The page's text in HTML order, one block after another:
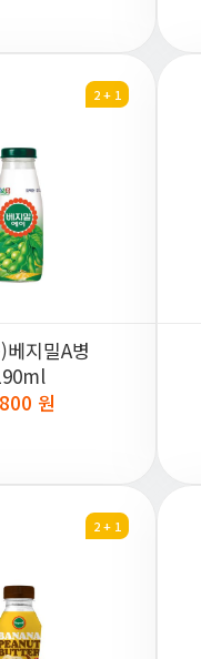
2 + 1
베지밀A병
원
2 + 1